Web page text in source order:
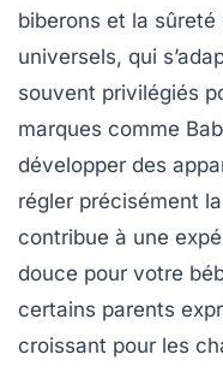
biberons et la sûreté
universels, qui
souvent privilégiés
marques comme
développer des
régler précisément
contribue à une
douce pour votre
certains parents
croissant pour les